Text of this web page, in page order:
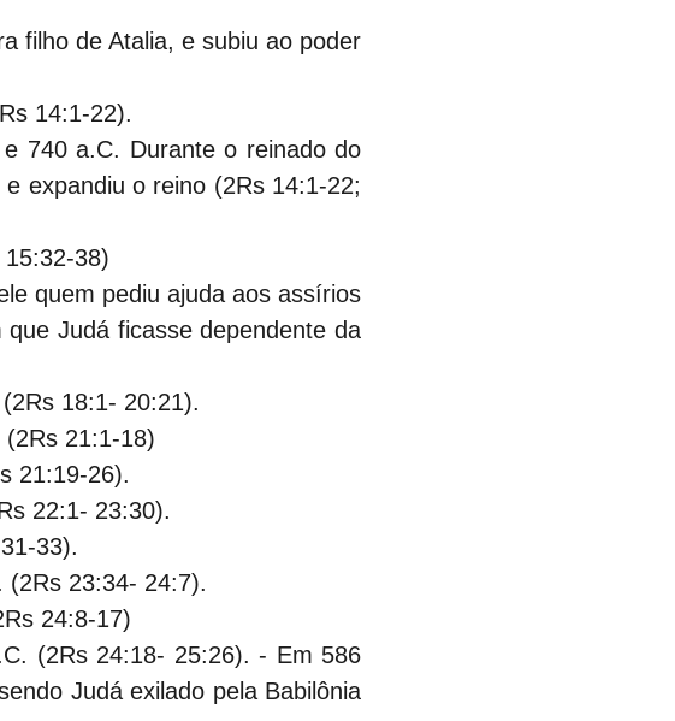
filho de Atalia, e subiu ao poder
14:1-22).
740 a.C. Durante o reinado do
expandiu o reino (2Rs 14:1-22;
38)
quem pediu ajuda aos assírios
Judá ficasse dependente da
18:1- 20:21).
21:1-18)
21:19-26).
22:1- 23:30).
33).
(2Rs 23:34- 24:7).
24:8-17)
(2Rs 24:18- 25:26). - Em 586
Judá exilado pela Babilônia